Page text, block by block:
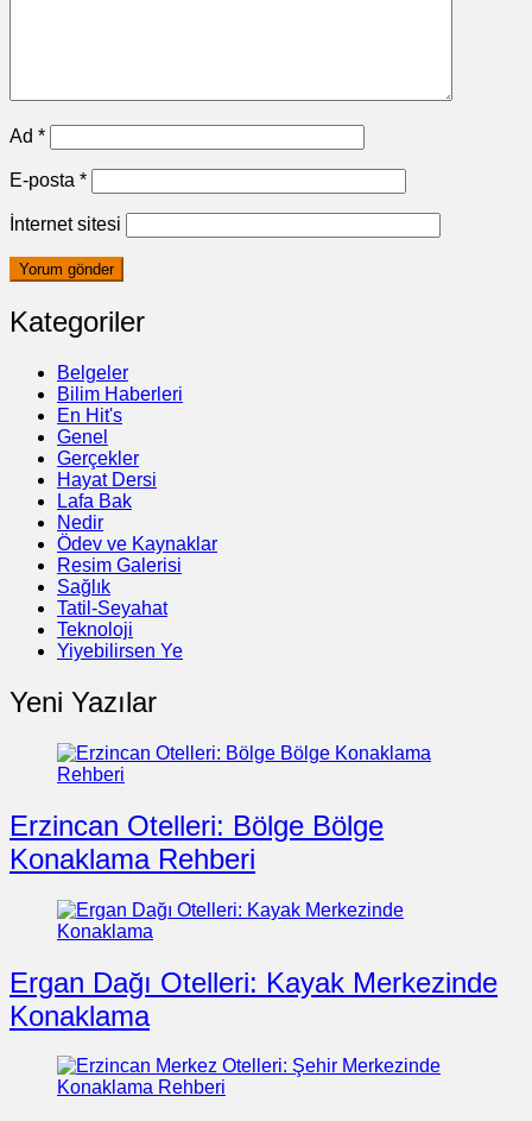
Ad *
E-posta *
İnternet sitesi
Kategoriler
Belgeler
Bilim Haberleri
En Hit's
Genel
Gerçekler
Hayat Dersi
Lafa Bak
Nedir
Ödev ve Kaynaklar
Resim Galerisi
Sağlık
Tatil-Seyahat
Teknoloji
Yiyebilirsen Ye
Yeni Yazılar
Erzincan Otelleri: Bölge Bölge
Konaklama Rehberi
Ergan Dağı Otelleri: Kayak Merkezinde
Konaklama